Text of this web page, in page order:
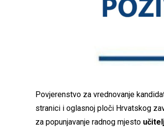
Povjerenstvo za vrednovanje
stranici i oglasnoj ploči Hrvatskog
za popunjavanje radnog mjesto